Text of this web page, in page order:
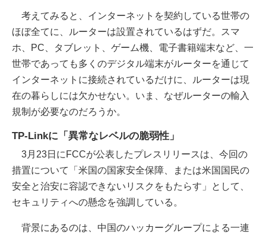
考えてみると、インターネットを契約している世帯の
ほぼ全てに、ルーターは設置されているはずだ。スマ
ホ、PC、タブレット、ゲーム機、電子書籍端末など、一
世帯であっても多くのデジタル端末がルーターを通じて
インターネットに接続されているだけに、ルーターは現
在の暮らしには欠かせない。いま、なぜルーターの輸入
規制が必要なのだろうか。
TP-Linkに「異常なレベルの脆弱性」
3月23日にFCCが公表したプレスリリースは、今回の
措置について「米国の国家安全保障、または米国国民の
安全と治安に容認できないリスクをもたらす」として、
セキュリティへの懸念を強調している。
背景にあるのは、中国のハッカーグループによる一連